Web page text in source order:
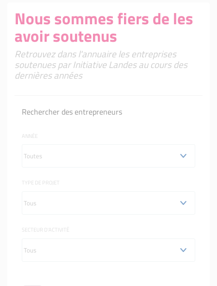
Nous sommes fiers de les
avoir soutenus
Retrouvez dans l'annuaire les entreprises
soutenues par Initiative Landes au cours des
dernières années
Rechercher des entrepreneurs
ANNÉE
TYPE DE PROJET
SECTEUR D'ACTIVITÉ